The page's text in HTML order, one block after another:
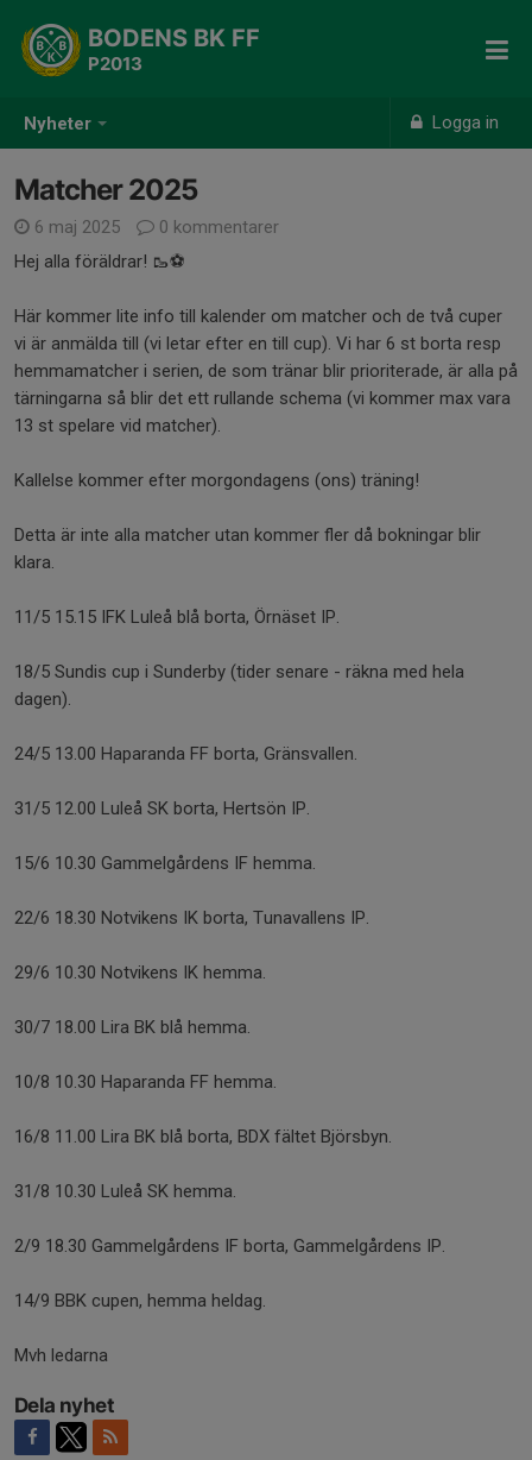
Nyheter Logga in
BODENS BK FF
P2013
Matcher 2025
6 maj 2025
0 kommentarer
Hej alla föräldrar! 🥾⚽️
Här kommer lite info till kalender om matcher och de två cuper
vi är anmälda till (vi letar efter en till cup). Vi har 6 st borta resp
hemmamatcher i serien, de som tränar blir prioriterade, är alla på
tärningarna så blir det ett rullande schema (vi kommer max vara
13 st spelare vid matcher).
Kallelse kommer efter morgondagens (ons) träning!
Detta är inte alla matcher utan kommer fler då bokningar blir
klara.
11/5 15.15 IFK Luleå blå borta, Örnäset IP.
18/5 Sundis cup i Sunderby (tider senare - räkna med hela
dagen).
24/5 13.00 Haparanda FF borta, Gränsvallen.
31/5 12.00 Luleå SK borta, Hertsön IP.
15/6 10.30 Gammelgårdens IF hemma.
22/6 18.30 Notvikens IK borta, Tunavallens IP.
29/6 10.30 Notvikens IK hemma.
30/7 18.00 Lira BK blå hemma.
10/8 10.30 Haparanda FF hemma.
16/8 11.00 Lira BK blå borta, BDX fältet Björsbyn.
31/8 10.30 Luleå SK hemma.
2/9 18.30 Gammelgårdens IF borta, Gammelgårdens IP.
14/9 BBK cupen, hemma heldag.
Mvh ledarna
Dela nyhet